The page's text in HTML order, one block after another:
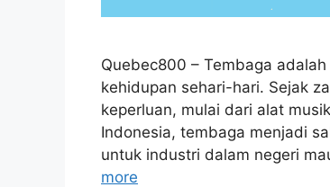
Quebec800 – Tembaga
kehidupan sehari-hari. Sejak
keperluan, mulai dari alat
Indonesia, tembaga menjadi
untuk industri dalam negeri
more